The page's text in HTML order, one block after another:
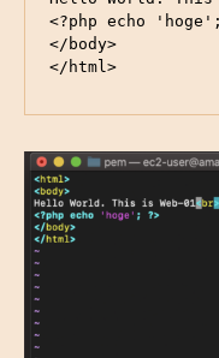
<?php echo
</body>
</html>